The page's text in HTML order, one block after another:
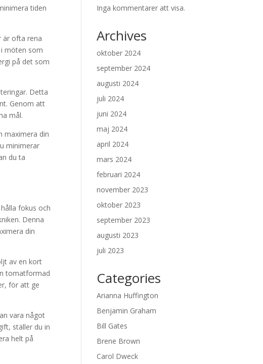
tiden
är ofta rena
möten som
på det som
Detta
Genom att
mål.
maximera din
minimerar
du ta
fokus och
Denna
din
av en kort
tomatformad
för att ge
vara något
ställer du in
helt på
Inga kommentarer att visa.
Archives
oktober 2024
september 2024
augusti 2024
juli 2024
juni 2024
maj 2024
april 2024
mars 2024
februari 2024
november 2023
oktober 2023
september 2023
augusti 2023
juli 2023
Categories
Arianna Huffington
Benjamin Graham
Bill Gates
Brene Brown
Carol Dweck